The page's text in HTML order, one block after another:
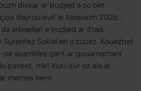
diskar ar budjed a zo bet
Bayrou evit ar bloavezh 2026 :
arboellañ e budjed ar Stad,
Sokial en o zouez. Kouezhet
asambles gant ar gouarnamant
paseet, met kazi-sur ez aio ar
memes hent.